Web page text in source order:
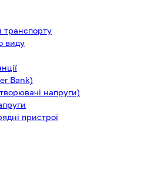
транспорту
виду
Bank)
напруги)
пристрої